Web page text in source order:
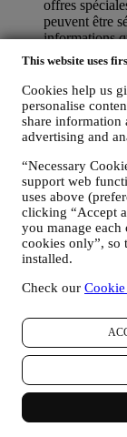
This website uses
Cookies help us
personalise
share information
advertising and
“Necessary
support web
uses above
clicking “Accept
you manage each
cookies only”, so
installed.
Check our
offres
peuvent être
informations
de résidence
en lien avec
permettra de
ainsi
pertinents et
recueillons
technologies
des e-mails)
d’information.
vous nous
commerciales
exprimé lors
cochant la
utilisant les
(par
pouvez
chaque e-
fin à l'une de
un courrier
Votre